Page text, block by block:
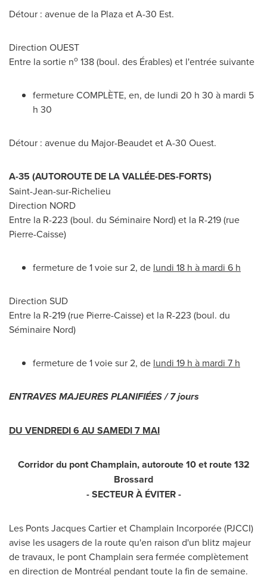
Détour : avenue de la Plaza et A-30 Est.
Direction OUEST
Entre la sortie no 138 (boul. des Érables) et l'entrée suivante
fermeture COMPLÈTE, en, de lundi 20 h 30 à mardi 5
h 30
Détour : avenue du Major-Beaudet et A-30 Ouest.
A-35 (AUTOROUTE DE LA VALLÉE-DES-FORTS)
Saint-Jean-sur-Richelieu
Direction NORD
Entre la R-223 (boul. du Séminaire Nord) et la R-219 (rue
Pierre-Caisse)
fermeture de 1 voie sur 2, de lundi 18 h à mardi 6 h
Direction SUD
Entre la R-219 (rue Pierre-Caisse) et la R-223 (boul. du
Séminaire Nord)
fermeture de 1 voie sur 2, de lundi 19 h à mardi 7 h
ENTRAVES MAJEURES PLANIFIÉES / 7 jours
DU VENDREDI6 AU SAMEDI 7 MAI
Corridor du pont Champlain, autoroute 10 et route 132
Brossard
- SECTEUR À ÉVITER -
Les Ponts Jacques Cartieret Champlain Incorporée (PJCCI)
avise les usagers de la route qu'en raison d'un blitz majeur
de travaux, le pont Champlain sera fermée complètement
en direction de Montréal pendant toute la fin de semaine.